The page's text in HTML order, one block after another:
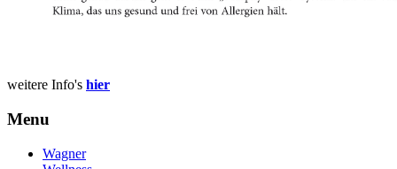
weitere Info's hier
Menu
Wagner